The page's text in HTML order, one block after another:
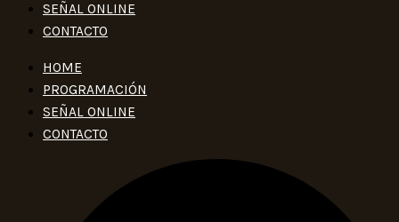
SEÑAL ONLINE
CONTACTO
HOME
PROGRAMACIÓN
SEÑAL ONLINE
CONTACTO